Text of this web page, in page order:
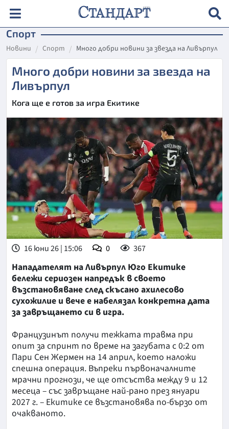
Спорт
Новини Спорт Много добри новини за звезда на Ливърпул
Много добри новини за звезда на
Ливърпул
Кога ще е готов за игра Екитике
16 юни 26 | 15:06 0 367
Нападателят на Ливърпул Юго Екитике
бележи сериозен напредък в своето
възстановяване след скъсано ахилесово
сухожилие и вече е набелязал конкретна дата
за завръщането си в игра.
Французинът получи тежката травма при
опит за спринт по време на загубата с 0:2 от
Пари Сен Жермен на 14 април, което наложи
спешна операция. Въпреки първоначалните
мрачни прогнози, че ще отсъства между 9 и 12
месеца – със завръщане най-рано през януари
2027 г. – Екитике се възстановява по-бързо от
очакваното.